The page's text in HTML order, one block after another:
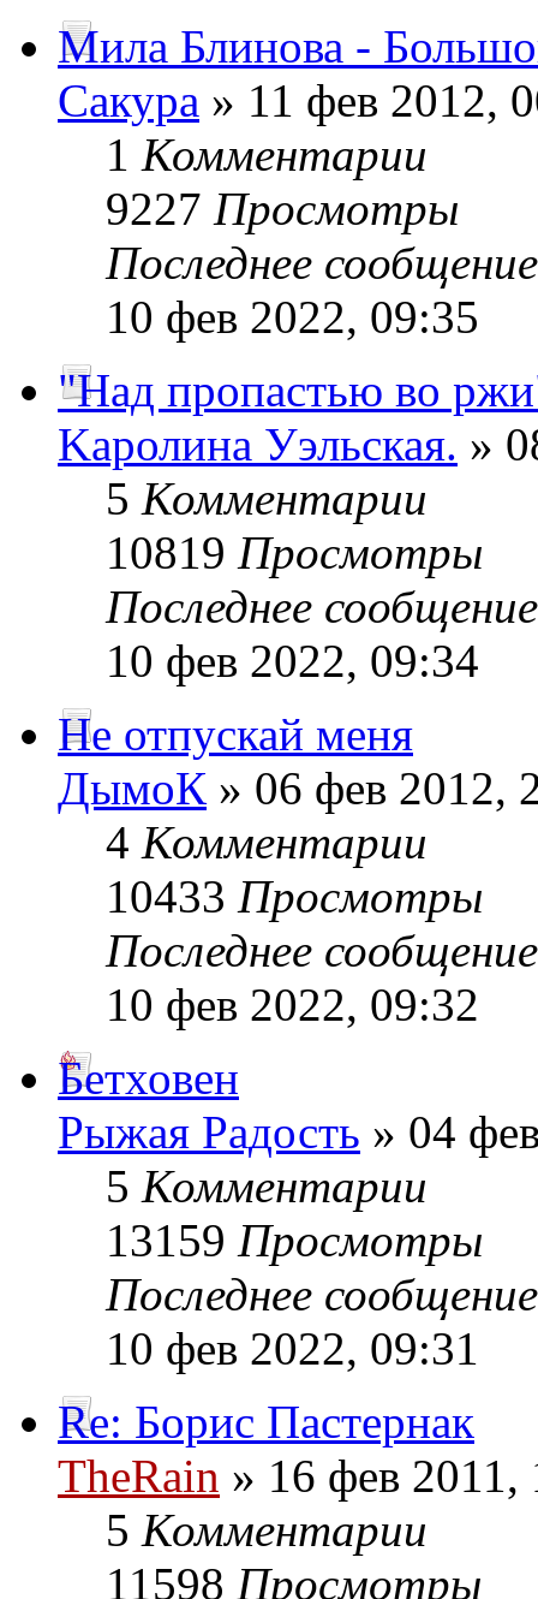
Мила Блинова -
Сакура » 11 фев 2012,
1 Комментарии
9227 Просмотры
Последнее
10 фев 2022, 09:35
"Над пропастью во
Kaролина Уэльская. »
5 Комментарии
10819 Просмотры
Последнее
10 фев 2022, 09:34
Не отпускай меня
ДымоК » 06 фев 2012,
4 Комментарии
10433 Просмотры
Последнее
10 фев 2022, 09:32
Бетховен
Рыжая Радость » 04
5 Комментарии
13159 Просмотры
Последнее
10 фев 2022, 09:31
Re: Борис Пастернак
TheRain » 16 фев 2011,
5 Комментарии
11598 Просмотры